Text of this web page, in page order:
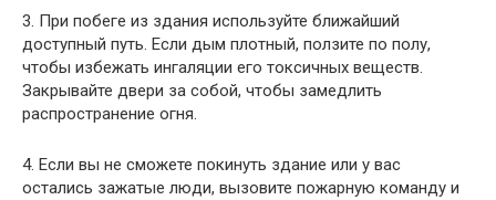
3. При побеге из здания используйте ближайший
доступный путь. Если дым плотный, ползите по полу,
чтобы избежать ингаляции его токсичных веществ.
Закрывайте двери за собой, чтобы замедлить
распространение огня.
4. Если вы не сможете покинуть здание или у вас
остались зажатые люди, вызовите пожарную команду и